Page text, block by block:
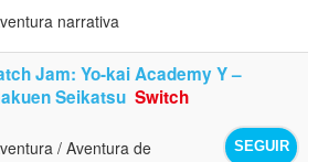
narrativa
Jam: Yo-kai Academy Y –
Seikatsu Switch
SEGUIR
/ Aventura de